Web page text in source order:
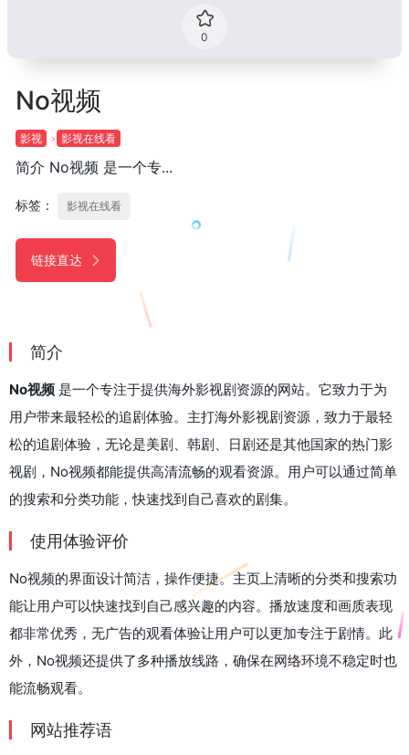
0
No视频
影视 影视在线看
简介 No视频 是一个专...
标签： 影视在线看
链接直达
简介
No视频 是一个专注于提供海外影视剧资源的网站。它致力于为
用户带来最轻松的追剧体验。主打海外影视剧资源，致力于最轻
松的追剧体验，无论是美剧、韩剧、日剧还是其他国家的热门影
视剧，No视频都能提供高清流畅的观看资源。用户可以通过简单
的搜索和分类功能，快速找到自己喜欢的剧集。
使用体验评价
No视频的界面设计简洁，操作便捷。主页上清晰的分类和搜索功
能让用户可以快速找到自己感兴趣的内容。播放速度和画质表现
都非常优秀，无广告的观看体验让用户可以更加专注于剧情。此
外，No视频还提供了多种播放线路，确保在网络环境不稳定时也
能流畅观看。
网站推荐语